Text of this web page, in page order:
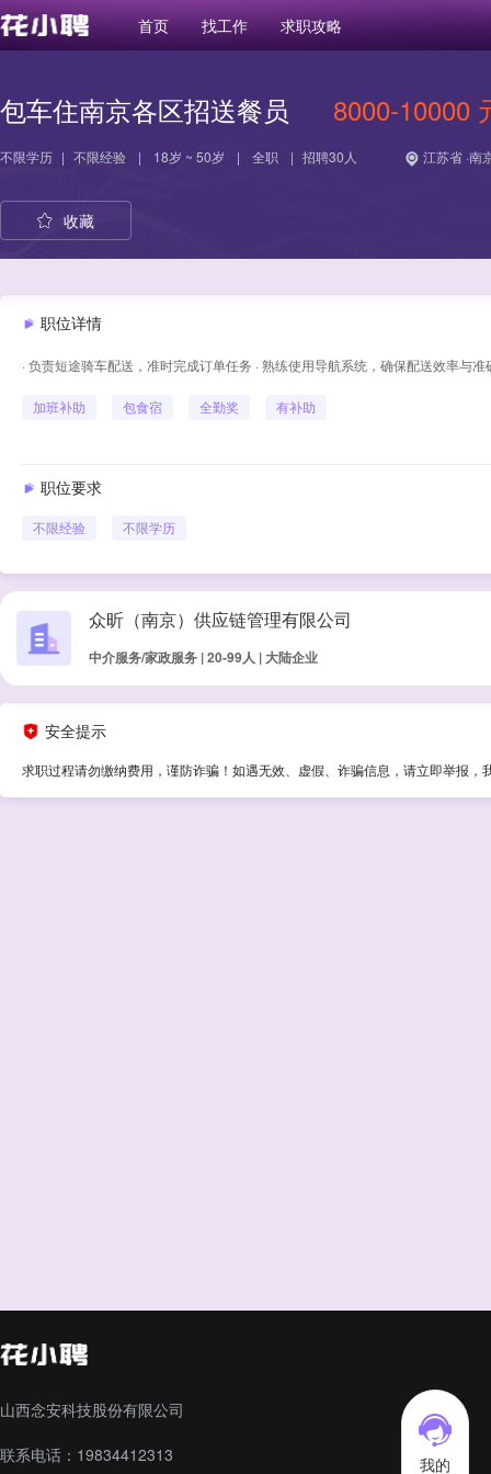
首页 找工作 求职攻略
我的
包车住南京各区招送餐员 8000-10000
不限学历 | 不限经验 | 18岁 ~ 50岁 | 全职 | 招聘30人 江苏省 ·南
收藏
职位详情
· 负责短途骑车配送，准时完成订单任务 · 熟练使用导航系统，确保配送效率与
加班补助 包食宿 全勤奖 有补助
职位要求
不限经验 不限学历
众昕（南京）供应链管理有限公司
中介服务/家政服务 | 20-99人 | 大陆企业
安全提示
求职过程请勿缴纳费用，谨防诈骗！如遇无效、虚假、诈骗信息，请立即举报，
山西念安科技股份有限公司
联系电话：19834412313